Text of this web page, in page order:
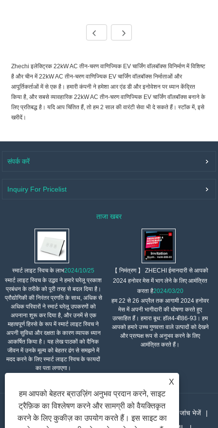
Zhechi इलेक्ट्रिक 22kW AC तीन-चरण वाणिज्यिक EV चार्जिंग वॉलबॉक्स विनिर्माण में विशिष्ट
है और चीन में 22kW AC तीन-चरण वाणिज्यिक EV चार्जिंग वॉलबॉक्स निर्माताओं और
आपूर्तिकर्ताओं में से एक है। हमारी कंपनी ने हमेशा आर एंड डी और इनोवेशन पर ध्यान केंद्रित
किया है, और सबसे व्यावहारिक 22kW AC तीन-चरण वाणिज्यिक EV चार्जिंग वॉलबॉक्स बनाने के
लिए प्रतिबद्ध है। यदि आप चिंतित हैं, तो हम 2 साल की वारंटी सेवा भी दे सकते हैं। स्टॉक में, इसे
खरीदें।
संपर्क करें
Inquiry For Pricelist
ताजा खबर
स्मार्ट लाइट स्विच के लाभ2024/10/25
स्मार्ट लाइट स्विच के उद्भव ने हमारे घरेलू प्रकाश
प्रबंधन के तरीके को पूरी तरह से बदल दिया है।
प्रौद्योगिकी की निरंतर प्रगति के साथ, अधिक से
अधिक परिवारों ने स्मार्ट घरेलू उपकरणों को
अपनाना शुरू कर दिया है, और उनमें से एक
महत्वपूर्ण हिस्से के रूप में स्मार्ट लाइट स्विच ने
अपनी सुविधा और दक्षता के कारण व्यापक ध्यान
आकर्षित किया है। यह लेख पाठकों को दैनिक
जीवन में उनके मूल्य को बेहतर ढंग से समझने में
मदद करने के लिए स्मार्ट लाइट स्विच के फायदों
का पता लगाएगा।
【 निमंत्रण 】 ZHECHI ईमानदारी से आपको
2024 हनोवर मेस में भाग लेने के लिए आमंत्रित
करता है2024/03/20
हम 22 से 26 अप्रैल तक आगामी 2024 हनोवर
मेस में अपनी भागीदारी की घोषणा करते हुए
उत्साहित हैं। हमारा बूथ: हॉल4-बी86-93। हम
आपको हमारे उच्च गुणवत्ता वाले उत्पादों को देखने
और प्रत्यक्ष रूप से अनुभव करने के लिए
आमंत्रित करते हैं।
हमारे बारे में समाचार डाउनलोड करना
जांच भेजें
X
हम आपको बेहतर ब्राउज़िंग अनुभव प्रदान करने, साइट
ट्रैफ़िक का विश्लेषण करने और सामग्री को वैयक्तिकृत
करने के लिए कुकीज़ का उपयोग करते हैं। इस साइट का